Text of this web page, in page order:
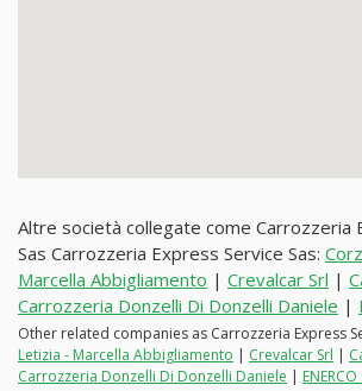
Altre società collegate come Carrozzeria
Sas Carrozzeria Express Service Sas:
Marcella Abbigliamento | Crevalcar Srl |
Carrozzeria Donzelli Di Donzelli Daniele |
Other related companies as Carrozzeria Express
Letizia - Marcella Abbigliamento | Crevalcar Srl |
Carrozzeria Donzelli Di Donzelli Daniele |